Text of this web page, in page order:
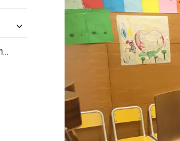
Sistema intern d'informació